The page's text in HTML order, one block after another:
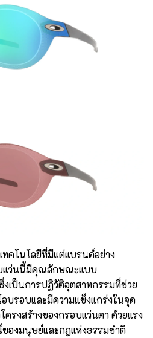
คโนโลยีที่มีแต่แบรนด์อย่าง
บแว่นนี้มีคุณลักษณะแบบ
งเป็นการปฏิวัติอุตสาหกรรมที่ช่วย
บรอบและมีความแข็งแกร่งในจุด
รงสร้างของกรอบแว่นตา ด้วยแรง
องมนุษย์และกฎแห่งธรรมชำติ